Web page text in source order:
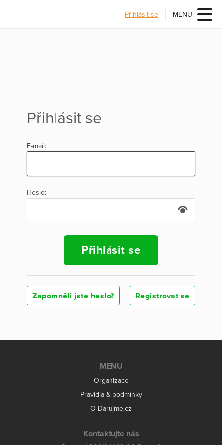
Přihlásit se MENU
Přihlásit se
E-mail:
Heslo:
Přihlásit se
Zapomněli jste heslo? Registrovat se
MENU
Organizace
Pravidla & podmínky
O Darujme.cz
Kontaktujte nás